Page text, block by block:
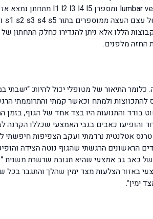
עצם העצה ממוספרים בתור
כלומר התיאור של מטופלי יכול להיות:
ולמתח וכאשר קמתי והתרוממתי
בודד והתנועות היו בצד אחד של הגוף,
והופיעו כאבים בגבי האמצעי שכללו
אטלנטית נרדמתי ועקב הצפיפות חיפשתי
הראשונים הרגשתי שהגוף נוטה הצידה
כאב גב אמצעי שהיא תגובת שרשרת
הצלעות מצד ימין שהלך והתגבר בכל
ימין".